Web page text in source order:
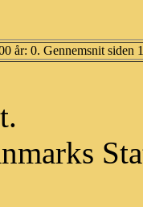
år: 0. Gennemsnit siden